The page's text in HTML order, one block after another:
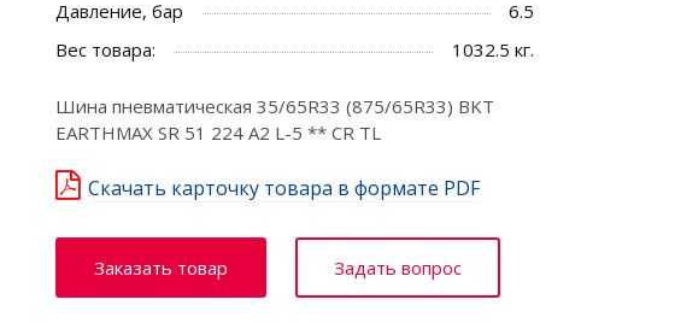
Давление, бар
6.5
Вес товара:
1032.5 кг.
Шина пневматическая 35/65R33 (875/65R33) BKT
EARTHMAX SR 51 224 A2 L-5 ** CR TL
Скачать карточку товара в формате PDF
Заказать товар Задать вопрос